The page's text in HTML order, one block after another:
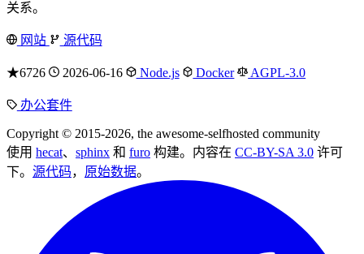
关系。
网站 源代码
★6726 2026-06-16 Node.js Docker AGPL-3.0
办公套件
Copyright © 2015-2026, the awesome-selfhosted community
使用 hecat、 sphinx 和 furo 构建。内容在 CC-BY-SA 3.0 许可
下。 源代码， 原始数据。